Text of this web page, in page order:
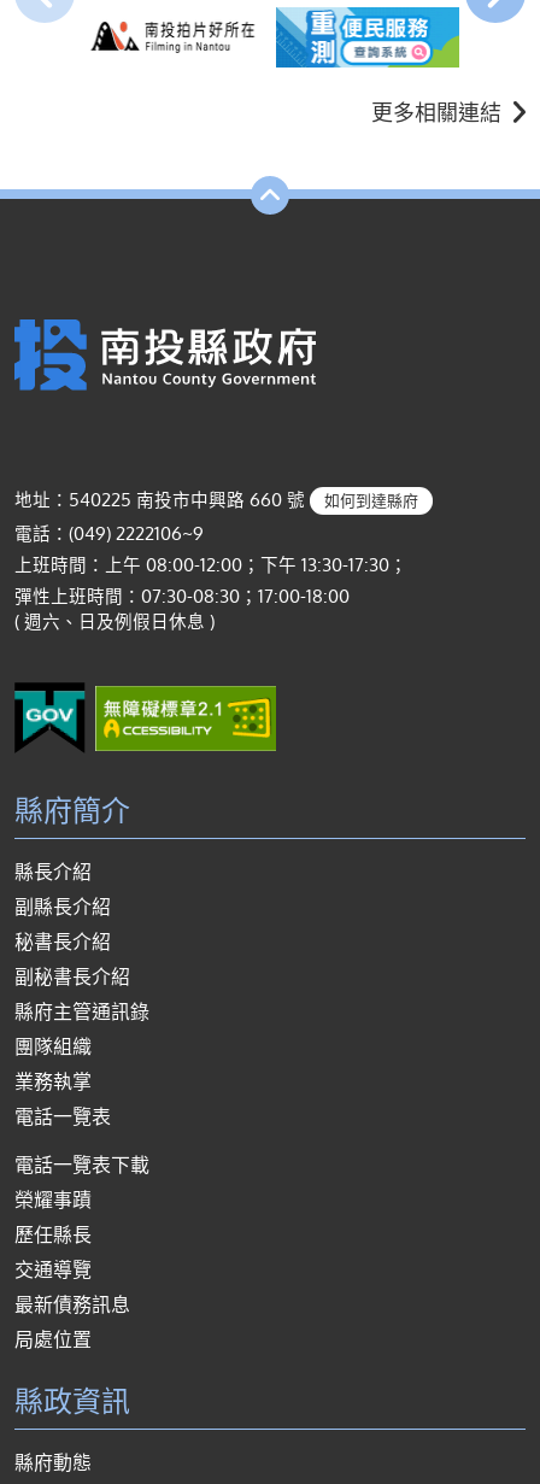
更多相關連結
地址：540225 南投市中興路 660 號 如何到達縣府
電話：(049) 2222106~9
上班時間：上午 08:00-12:00；下午 13:30-17:30；
彈性上班時間：07:30-08:30；17:00-18:00
( 週六、日及例假日休息 )
縣府簡介
縣長介紹
副縣長介紹
秘書長介紹
副秘書長介紹
縣府主管通訊錄
團隊組織
業務執掌
電話一覽表
電話一覽表下載
榮耀事蹟
歷任縣長
交通導覽
最新債務訊息
局處位置
縣政資訊
縣府動態